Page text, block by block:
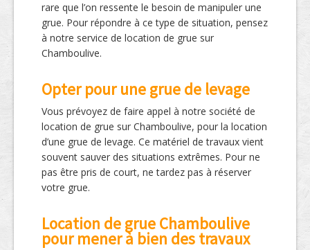
rare que l’on ressente le besoin de manipuler une
grue. Pour répondre à ce type de situation, pensez
à notre service de location de grue sur
Chamboulive.
Opter pour une grue de levage
Vous prévoyez de faire appel à notre société de
location de grue sur Chamboulive, pour la location
d’une grue de levage. Ce matériel de travaux vient
souvent sauver des situations extrêmes. Pour ne
pas être pris de court, ne tardez pas à réserver
votre grue.
Location de grue Chamboulive
pour mener à bien des travaux